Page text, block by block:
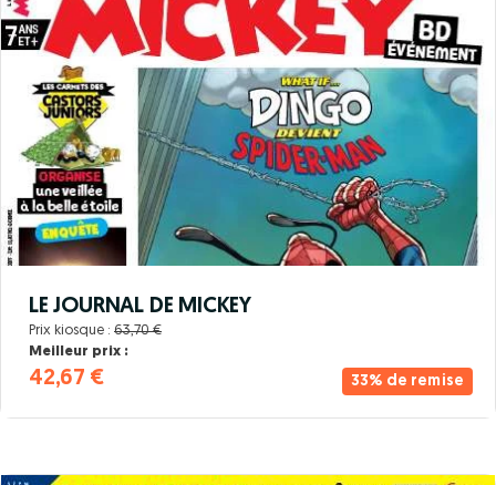
33% de remise
LE JOURNAL DE MICKEY
Prix kiosque : 63,70 €
Meilleur prix :
42,67 €